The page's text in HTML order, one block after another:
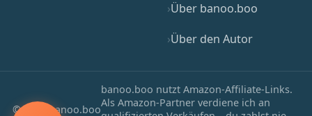
Über banoo.boo
Über den Autor
© 2025 banoo.boo
banoo.boo nutzt Amazon-Affiliate-Links.
Als Amazon-Partner verdiene ich an